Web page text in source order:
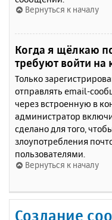
Вернуться к началу
Когда я щёлкаю
требуют войти
Только
отправлять email-
через встроенную в
администратор
сделано для того,
злоупотребления
пользователями.
Вернуться к началу
Создание